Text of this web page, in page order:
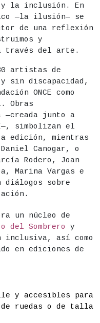
la inclusión. En
—la ilusión— se
de una reflexión
y
través del arte.
artistas de
sin discapacidad,
ONCE como
Obras
—creada junto a
simbolizan el
edición, mientras
Canogar, o
Rodero, Joan
Marina Vargas e
diálogos sobre
un núcleo de
del Sombrero
y
inclusiva, así como
en ediciones de
y accesibles para
ruedas o de talla